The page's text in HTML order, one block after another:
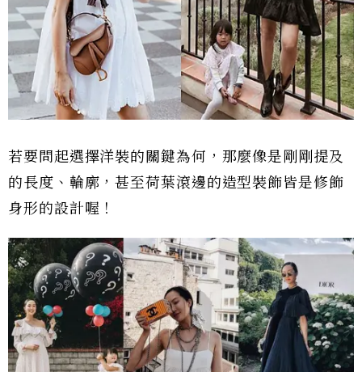
若要問起選擇洋裝的關鍵為何，那麼像是剛剛提及
的長度、輪廓，甚至荷葉滾邊的造型裝飾皆是修飾
身形的設計喔！